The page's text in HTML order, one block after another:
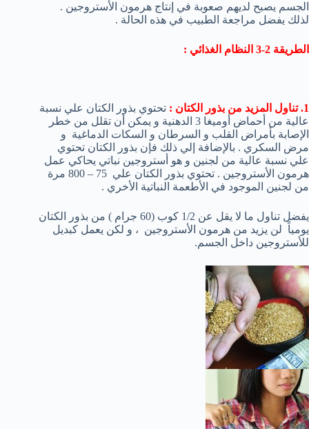
الجسم يصبح لديهم صعوبة في إنتاج هرمون الأستروجين .
لذلك يفضل مراجعة الطبيب في هذه الحالة .
الطريقة 2-3 النظام الغذائي :
1. تناول المزيد من بذور الكتان :
تحتوي بذور الكتان علي نسبة
عالية من أحماض أوميغا 3 الدهنية و يمكن أن تقلل من خطر
الإصابة بأمراض القلب و السرطان و السكات الدماغية و
مرض السكري . بالإضافة إلي ذلك فإن بذور الكتان تحتوي
علي نسبة عالية من لجنين و هو أستروجين نباتي يحاكي عمل
هرمون الأستروجين . تحتوي بذور الكتان علي 75 – 800 مرة
من لجنين الموجود في الأطعمة النباتية الأخري .
يفضل تناول ما لا يقل عن 1/2 كوب (60 جرام ) من بذور الكتان
يومياً لن يزيد من هرمون الأستروجين ، و لكن يعمل كبديل
للأستروجين داخل الجسم.